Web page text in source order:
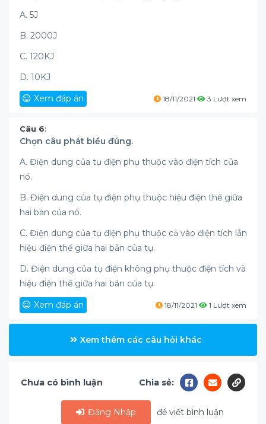
A. 5J
B. 2000J
C. 120KJ
D. 10KJ
Xem đáp án
18/11/2021 3 Lượt xem
Câu 6:
Chọn câu phát biểu đúng.
A. Điện dung của tụ điện phụ thuộc vào điện tích của
nó.
B. Điện dung của tụ điện phụ thuộc hiệu điện thế giữa
hai bản của nó.
C. Điện dung của tụ điện phụ thuộc cả vào điện tích lẫn
hiệu điện thế giữa hai bản của tụ.
D. Điện dung của tụ điện không phụ thuộc điện tích và
hiệu điện thế giữa hai bản của tụ.
Xem đáp án
18/11/2021 1 Lượt xem
Xem thêm các câu hỏi khác
Chưa có bình luận Chia sẻ:
Đăng Nhập để viết bình luận